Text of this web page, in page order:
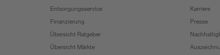
Entsorgungsservice
Finanzierung
Übersicht Ratgeber
Übersicht Märkte
Karriere
Presse